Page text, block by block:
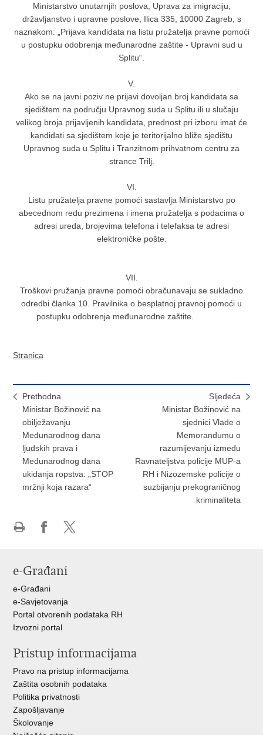
Ministarstvo unutarnjih poslova, Uprava za imigraciju,
državljanstvo i upravne poslove, Ilica 335, 10000 Zagreb, s
naznakom: „Prijava kandidata na listu pružatelja pravne pomoći
u postupku odobrenja međunarodne zaštite - Upravni sud u
Splitu“.
V.
Ako se na javni poziv ne prijavi dovoljan broj kandidata sa
sjedištem na području Upravnog suda u Splitu ili u slučaju
velikog broja prijavljenih kandidata, prednost pri izboru imat će
kandidati sa sjedištem koje je teritorijalno bliže sjedištu
Upravnog suda u Splitu i Tranzitnom prihvatnom centru za
strance Trilj.
VI.
Listu pružatelja pravne pomoći sastavlja Ministarstvo po
abecednom redu prezimena i imena pružatelja s podacima o
adresi ureda, brojevima telefona i telefaksa te adresi
elektroničke pošte.
VII.
Troškovi pružanja pravne pomoći obračunavaju se sukladno
odredbi članka 10. Pravilnika o besplatnoj pravnoj pomoći u
postupku odobrenja međunarodne zaštite.
Stranica
Prethodna
Ministar Božinović na
obilježavanju
Međunarodnog dana
ljudskih prava i
Međunarodnog dana
ukidanja ropstva: „STOP
mržnji koja razara“
Sljedeća
Ministar Božinović na
sjednici Vlade o
Memorandumu o
razumijevanju između
Ravnateljstva policije MUP-a
RH i Nizozemske policije o
suzbijanju prekograničnog
kriminaliteta
Facebooku
X-
e-Građani
e-Građani
e-Savjetovanja
Portal otvorenih podataka RH
Izvozni portal
Pristup informacijama
Pravo na pristup informacijama
Zaštita osobnih podataka
Politika privatnosti
Zapošljavanje
Školovanje